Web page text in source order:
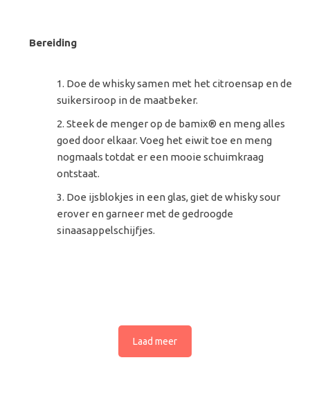
Bereiding
Doe de whisky samen met het citroensap en de
suikersiroop in de maatbeker.
Steek de menger op de bamix® en meng alles
goed door elkaar. Voeg het eiwit toe en meng
nogmaals totdat er een mooie schuimkraag
ontstaat.
Doe ijsblokjes in een glas, giet de whisky sour
erover en garneer met de gedroogde
sinaasappelschijfjes.
Laad meer